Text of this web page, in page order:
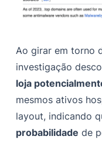
Ao girar em torno
investigação
loja
mesmos ativos
layout, indicando
probabilidade de